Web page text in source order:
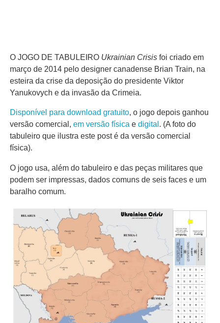
O JOGO DE TABULEIRO Ukrainian Crisis foi criado em
março de 2014 pelo designer canadense Brian Train, na
esteira da crise da deposição do presidente Viktor
Yanukovych e da invasão da Crimeia.
Disponível para download gratuito, o jogo depois ganhou
versão comercial, em versão física e digital . (A foto do
tabuleiro que ilustra este post é da versão comercial
física).
O jogo usa, além do tabuleiro e das peças militares que
podem ser impressas, dados comuns de seis faces e um
baralho comum.